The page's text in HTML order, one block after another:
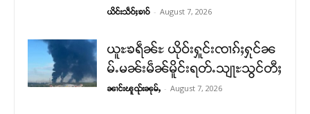
ယိင်းသဵဝ်ႈၶၢဝ် - August 7, 2026
ယူႊၶရဵၼ်ႊ ယိုဝ်းႁူင်းၸၢၵ်ႈႁုင်ၼ
မ်ႉမၼ်းမဵၼ်မိူင်းရတ်ႉသျႃႊသွင်တီႈ
ၼၢင်းၽူၺ်းၼုမ်ႇ - August 7, 2026